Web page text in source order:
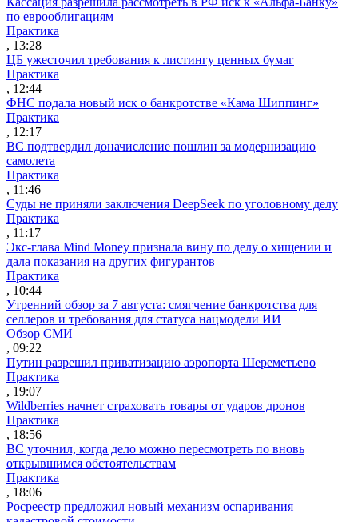
по еврооблигациям
Практика
, 13:28
ЦБ ужесточил требования к листингу ценных бумаг
Практика
, 12:44
ФНС подала новый иск о банкротстве «Кама Шиппинг»
Практика
, 12:17
ВС подтвердил доначисление пошлин за модернизацию
самолета
Практика
, 11:46
Суды не приняли заключения DeepSeek по уголовному делу
Практика
, 11:17
Экс-глава Mind Money признала вину по делу о хищении и
дала показания на других фигурантов
Практика
, 10:44
Утренний обзор за 7 августа: смягчение банкротства для
селлеров и требования для статуса нацмодели ИИ
Обзор СМИ
, 09:22
Путин разрешил приватизацию аэропорта Шереметьево
Практика
, 19:07
Wildberries начнет страховать товары от ударов дронов
Практика
, 18:56
ВС уточнил, когда дело можно пересмотреть по вновь
открывшимся обстоятельствам
Практика
, 18:06
Росреестр предложил новый механизм оспаривания